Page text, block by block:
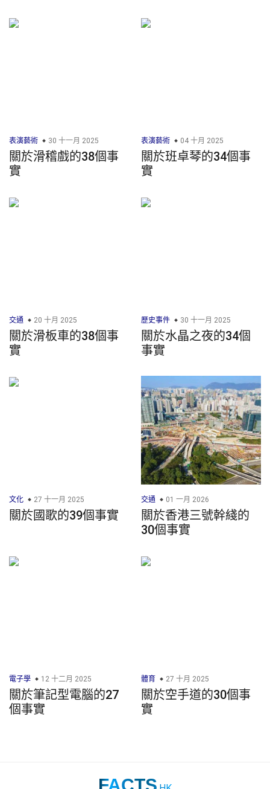
表演藝術 30 十一月 2025
關於滑稽戲的38個事
實
表演藝術 04 十月 2025
關於班卓琴的34個事
實
交通 20 十月 2025
關於滑板車的38個事
實
歷史事件 30 十一月 2025
關於水晶之夜的34個
事實
文化 27 十一月 2025
關於國歌的39個事實
交通 01 一月 2026
關於香港三號幹綫的
30個事實
電子學 12 十二月 2025
關於筆記型電腦的27
個事實
體育 27 十月 2025
關於空手道的30個事
實